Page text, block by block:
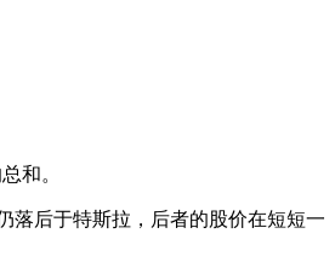
和。
落后于特斯拉，后者的股价在短短一